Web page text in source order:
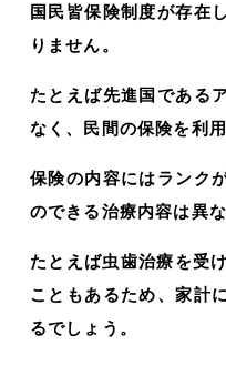
国民皆保険制度が存在
りません。
たとえば先進国である
なく、民間の保険を利
保険の内容にはランク
のできる治療内容は異な
たとえば虫歯治療を受
こともあるため、家計
るでしょう。